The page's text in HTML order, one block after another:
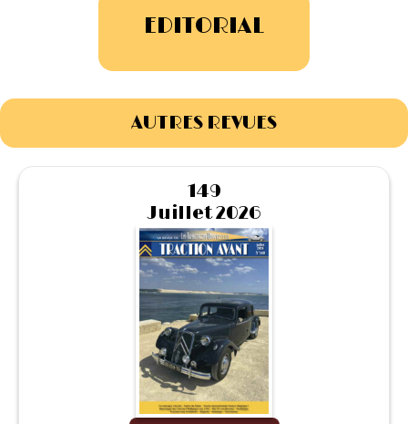
1938/1947
La 15/6 D –
La 15/6 H –
1954/1956
EDITORIAL
AUTRES REVUES
149
Juillet 2026